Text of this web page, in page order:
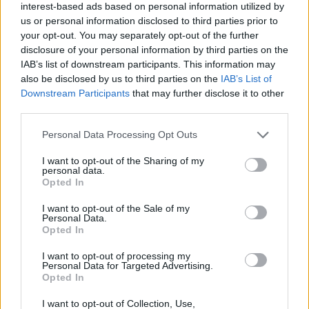
interest-based ads based on personal information utilized by
us or personal information disclosed to third parties prior to
your opt-out. You may separately opt-out of the further
disclosure of your personal information by third parties on the
IAB’s list of downstream participants. This information may
also be disclosed by us to third parties on the IAB’s List of
Downstream Participants that may further disclose it to other
Personal Data Processing Opt Outs
I want to opt-out of the Sharing of my
personal data.
Opted In
I want to opt-out of the Sale of my
Personal Data.
Opted In
I want to opt-out of processing my
Personal Data for Targeted Advertising.
Opted In
I want to opt-out of Collection, Use,
Båtbumsene
Av de som seiler rundt der nede, møter du
to hovedtyper. De hardbarkede, som er
langt hjemmefra og lever på et minimalt
budsjett. Da vi i Fethiye kjøpte god rødvin på
super'n til 13 kr, fikk vi kjeft. Kjøp Evin, den
koster kun 4 kr flasken og smaker nesten
godt. Det er i bukten i Fethiye det samler
seg flest seilere som overvintrer. Et annet
Den andre typen av seilere er mer normale.